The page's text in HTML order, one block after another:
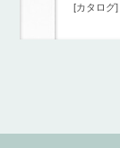
[カタログ]